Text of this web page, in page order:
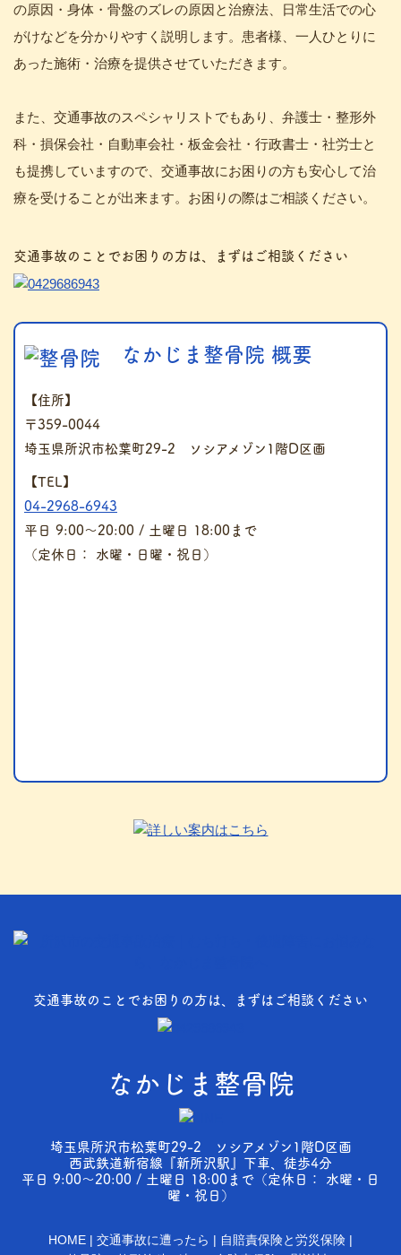
の原因・身体・骨盤のズレの原因と治療法、日常生活での心
がけなどを分かりやすく説明します。患者様、一人ひとりに
あった施術・治療を提供させていただきます。
また、交通事故のスペシャリストでもあり、弁護士・整形外
科・損保会社・自動車会社・板金会社・行政書士・社労士と
も提携していますので、交通事故にお困りの方も安心して治
療を受けることが出来ます。お困りの際はご相談ください。
交通事故のことでお困りの方は、まずはご相談ください
なかじま整骨院 概要
【住所】
〒359-0044
埼玉県所沢市松葉町29-2 ソシアメゾン1階D区画
【TEL】
04-2968-6943
平日 9:00～20:00 / 土曜日 18:00まで
（定休日： 水曜・日曜・祝日）
交通事故のことでお困りの方は、まずはご相談ください
なかじま整骨院
埼玉県所沢市松葉町29-2 ソシアメゾン1階D区画
西武鉄道新宿線『新所沢駅』下車、徒歩4分
平日 9:00～20:00 / 土曜日 18:00まで（定休日： 水曜・日
曜・祝日）
HOME 交通事故に遭ったら
自賠責保険と労災保険